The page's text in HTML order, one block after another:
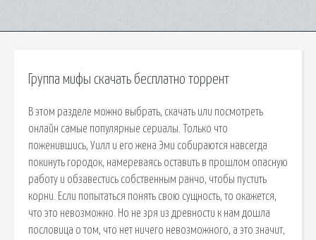
Группа мифы скачать бесплатно торрент
В этом разделе можно выбрать, скачать или посмотреть
онлайн самые популярные сериалы. Только что
поженившись, Уилл и его жена Эми собираются навсегда
покинуть городок, намереваясь оставить в прошлом опасную
работу и обзавестись собственным ранчо, чтобы пустить
корни. Если попытаться понять свою сущность, то окажется,
что это невозможно. Но не зря из древности к нам дошла
пословица о том, что нет ничего невозможного, а это значит,